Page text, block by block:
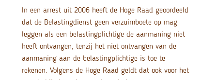
In een arrest uit 2006 heeft de Hoge Raad geoordeeld
dat de Belastingdienst geen verzuimboete op mag
leggen als een belastingplichtige de aanmaning niet
heeft ontvangen, tenzij het niet ontvangen van de
aanmaning aan de belastingplichtige is toe te
rekenen. Volgens de Hoge Raad geldt dat ook voor het